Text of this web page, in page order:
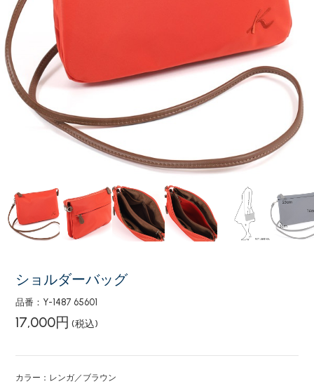
ショルダーバッグ
品番：Y-1487 65601
17,000円 (税込)
カラー：レンガ／ブラウン